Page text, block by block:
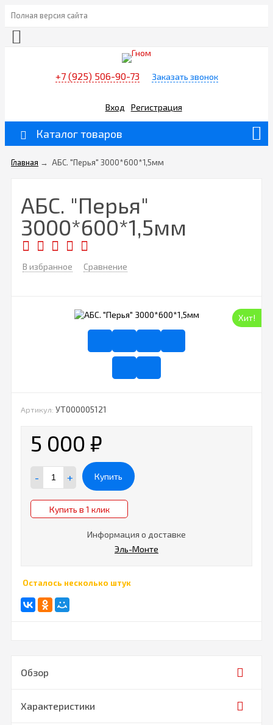
Полная версия сайта
+7 (925) 506-90-73 Заказать звонок
Вход Регистрация
Каталог товаров
Главная → АБС. "Перья" 3000*600*1,5мм
АБС. "Перья"
3000*600*1,5мм
В избранное Сравнение
Хит!
Артикул: УТ000005121
5 000 ₽
- + Купить
Купить в 1 клик
Информация о доставке
Эль-Монте
Осталось несколько штук
Обзор
Характеристики